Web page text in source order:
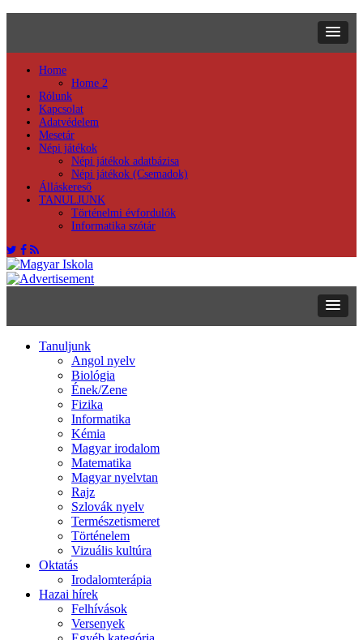
Home
Home 2
Rólunk
Kapcsolat
Adatvédelem
Mesetár
Népi játékok
Népi játékok adatbázisa
Népi játékok (Csemadok)
Álláskereső
TANULJUNK
Történelmi évfordulók
Informatika szótár
Tanuljunk
Angol nyelv
Biológia
Ének/Zene
Fizika
Informatika
Kémia
Magyar irodalom
Matematika
Magyar nyelvtan
Rajz
Szlovák nyelv
Természetismeret
Történelem
Vizuális kultúra
Oktatás
Irodalomterápia
Hazai hírek
Felhívások
Versenyek